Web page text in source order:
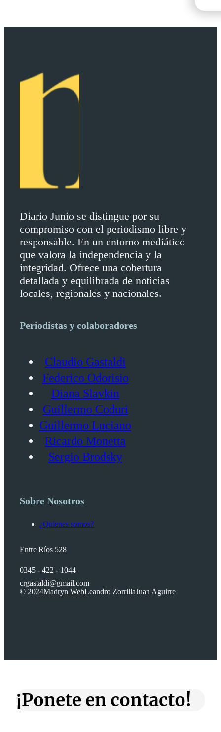
Diario Junio se distingue por su
compromiso con el periodismo libre y
responsable. En un entorno mediático
que valora la independencia y la
integridad. Ofrece una cobertura
detallada y equilibrada de noticias
locales, regionales y nacionales.
Periodistas y colaboradores
Claudio Gastaldi
Federico Odorisio
Diana Slavkin
Guillermo Coduri
Guillermo Luciano
Ricardo Monetta
Sergio Brodsky
Sobre Nosotros
¿Quienes somos?
Entre Ríos 528
0345 - 422 - 1044
crgastaldi@gmail.com
© 2024Madryn WebLeandro ZorrillaJuan Aguirre
¡Ponete en contacto!